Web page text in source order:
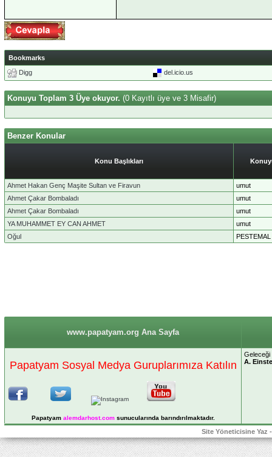
Bookmarks
Digg
del.icio.us
Konuyu Toplam 3 Üye okuyor. (0 Kayıtlı üye ve 3 Misafir)
Benzer Konular
Konu Başlıkları
Ahmet Hakan Genç Maşite Sultan ve Firavun
umut
Ahmet Çakar Bombaladı
umut
Ahmet Çakar Bombaladı
umut
YA MUHAMMET EY CAN AHMET
umut
Oğul
PESTEMAL
www.papatyam.org Ana Sayfa
Papatyam Sosyal Medya Guruplarımıza Katılın
Papatyam alemdarhost.comsunucularında barındırılmaktadır.
Geleceği
A.
Site Yöneticisine Yaz